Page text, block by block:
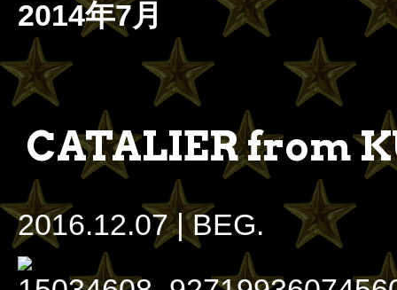
2014年7月
CATALIER from
2016.12.07|BEG.